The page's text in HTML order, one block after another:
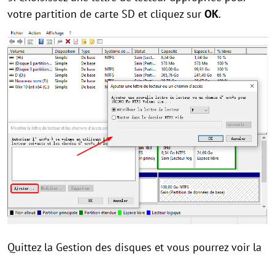
votre partition de carte SD et cliquez sur OK.
Quittez la Gestion des disques et vous pourrez voir la